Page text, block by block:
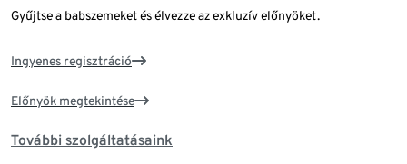
Gyűjtse a babszemeket és élvezze az exkluzív előnyöket.
Ingyenes regisztráció
Előnyök megtekintése
További szolgáltatásaink